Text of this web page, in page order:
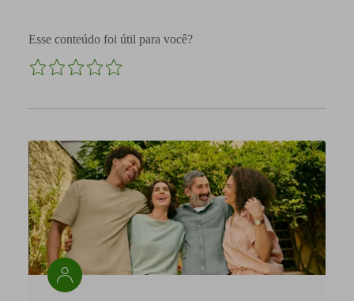
Esse conteúdo foi útil para você?